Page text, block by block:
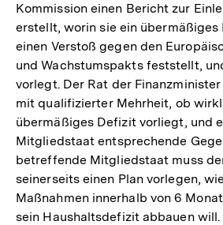
Kommission einen Bericht zur
erstellt, worin sie ein
einen Verstoß gegen den
und Wachstumspakts feststellt,
vorlegt. Der Rat der
mit qualifizierter Mehrheit, ob
übermäßiges Defizit vorliegt, und
Mitgliedstaat entsprechende
betreffende Mitgliedstaat muss
seinerseits einen Plan vorlegen,
Maßnahmen innerhalb von 6
sein Haushaltsdefizit abbauen